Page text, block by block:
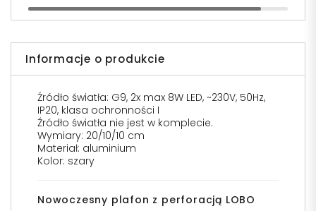
Informacje o produkcie
Źródło światła: G9, 2x max 8W LED, ~230V, 50Hz,
IP20, klasa ochronności I
Źródło światła nie jest w komplecie.
Wymiary: 20/10/10 cm
Materiał: aluminium
Kolor: szary
Nowoczesny plafon z perforacją LOBO